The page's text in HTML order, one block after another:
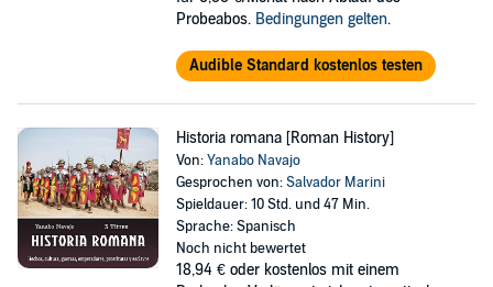
Probeabos. Bedingungen gelten.
Audible Standard kostenlos testen
Historia romana [Roman History]
Von:Yanabo Navajo
Gesprochen von:Salvador Marini
Spieldauer: 10 Std. und 47 Min.
Sprache: Spanisch
Noch nicht bewertet
18,94 € oder kostenlos mit einem